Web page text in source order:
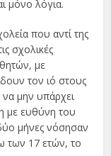
μόνο λόγια.
που αντί της
σχολικές
με
τον ιό στους
να μην υπάρχει
με ευθύνη του
μήνες νόσησαν
των 17 ετών, το